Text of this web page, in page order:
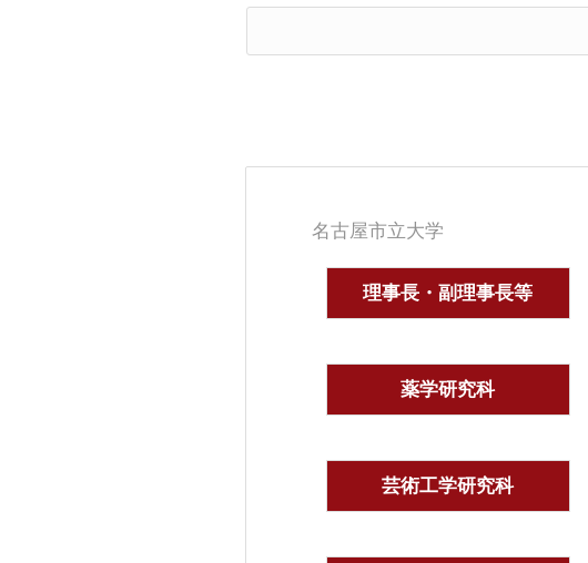
名古屋市立大学
理事長・副理事長等
薬学研究科
芸術工学研究科